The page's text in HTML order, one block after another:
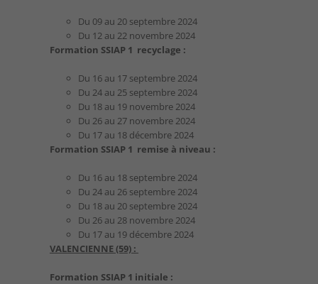
Du 09 au 20 septembre 2024
Du 12 au 22 novembre 2024
Formation SSIAP 1 recyclage :
Du 16 au 17 septembre 2024
Du 24 au 25 septembre 2024
Du 18 au 19 novembre 2024
Du 26 au 27 novembre 2024
Du 17 au 18 décembre 2024
Formation SSIAP 1 remise à niveau :
Du 16 au 18 septembre 2024
Du 24 au 26 septembre 2024
Du 18 au 20 septembre 2024
Du 26 au 28 novembre 2024
Du 17 au 19 décembre 2024
VALENCIENNE (59) :
Formation SSIAP 1 initiale :